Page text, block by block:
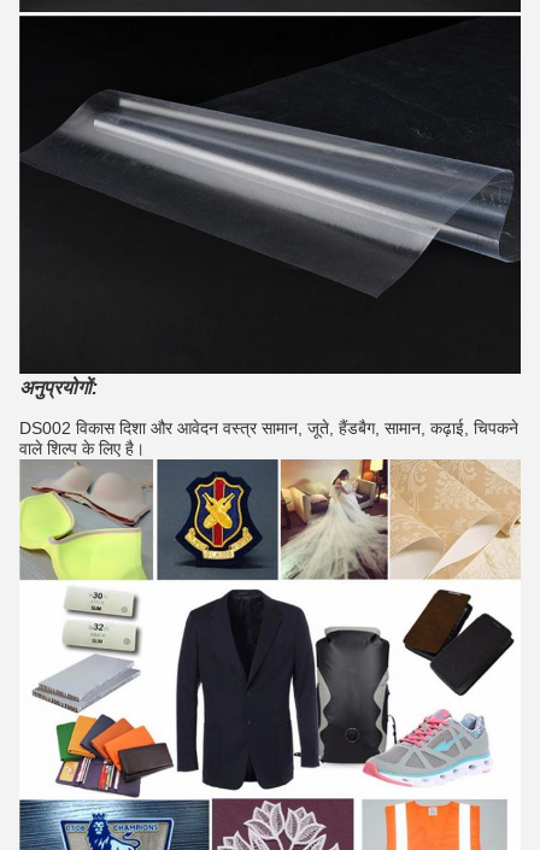
अनुप्रयोगों:
DS002 विकास दिशा और आवेदन वस्त्र सामान, जूते, हैंडबैग, सामान, कढ़ाई, चिपकने
वाले शिल्प के लिए है।